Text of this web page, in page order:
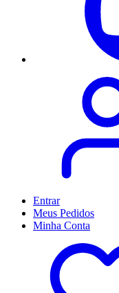
Entrar
Meus Pedidos
Minha Conta